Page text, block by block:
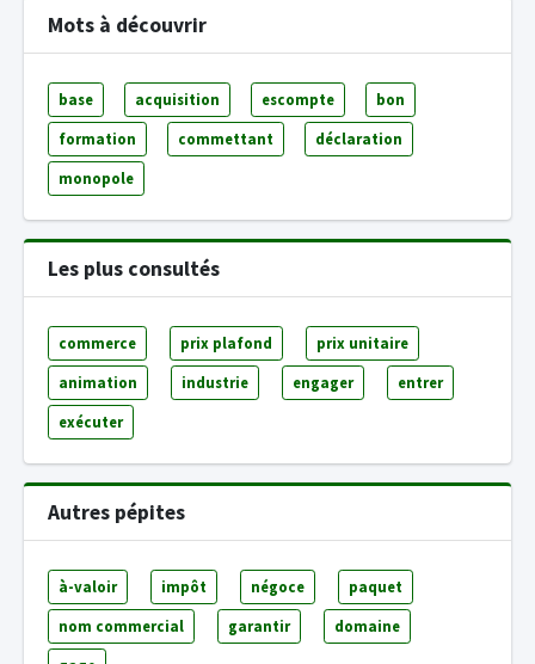
Mots à découvrir
base acquisition escompte bon
formation commettant déclaration
monopole
Les plus consultés
commerce prix plafond prix unitaire
animation industrie engager entrer
exécuter
Autres pépites
à-valoir impôt négoce paquet
nom commercial garantir domaine